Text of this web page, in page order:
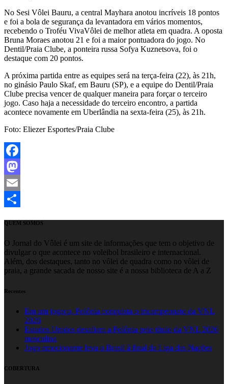
No Sesi Vôlei Bauru, a central Mayhara anotou incríveis 18 pontos
e foi a bola de segurança da levantadora em vários momentos,
recebendo o Troféu VivaVôlei de melhor atleta em quadra. A oposta
Bruna Moraes anotou 21 e foi a maior pontuadora do jogo. No
Dentil/Praia Clube, a ponteira russa Sofya Kuznetsova, foi o
destaque com 20 pontos.
A próxima partida entre as equipes será na terça-feira (22), às 21h,
no ginásio Paulo Skaf, em Bauru (SP), e a equipe do Dentil/Praia
Clube precisa vencer de qualquer maneira para forçar o terceiro
jogo. Caso haja a necessidade do terceiro encontro, a partida
acontece novamente em Uberlândia na sexta-feira (25), às 21h.
Foto: Eliezer Esportes/Praia Clube
Facebook
Mastodon
Email
QUEM SOMOS
O Jornal do Vôlei é um site de informações que tem o objetivo de
divulgar o que acontece no voleibol brasileiro e internacional.
Além, dos destaques, tanto no vôlei de quadra como no vôlei de
praia, a grande sacada de nosso site é a nossa biblioteca de A a Z
Recentes
Em um jogaço, Polônia conquista o tricampeonato da VNL
2026
Estados Unidos desafiam a Polônia pelo título da VNL 2026
masculina
Jogo emocionante leva o Brasil à final da Liga das Nações
COBERTURA